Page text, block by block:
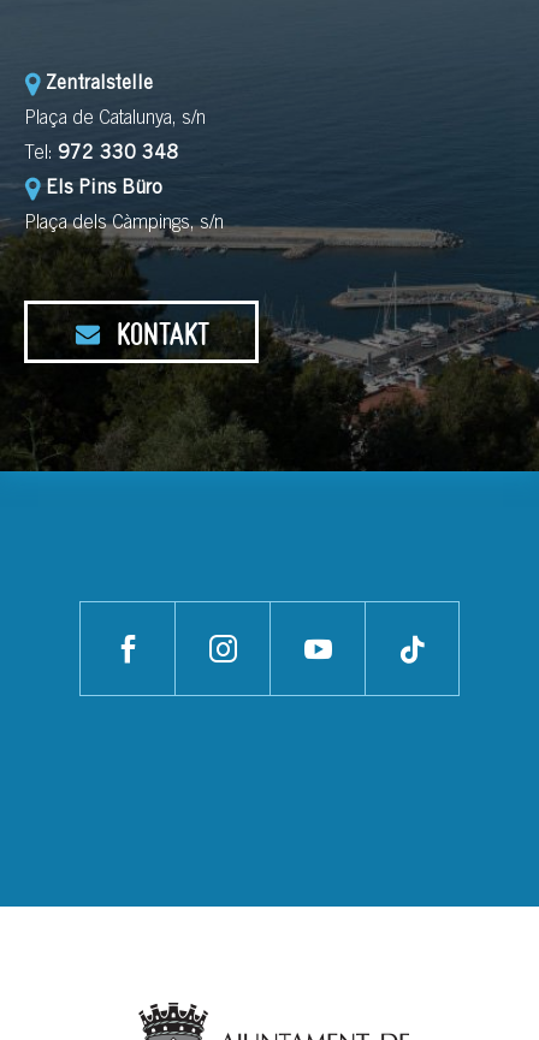
Zentralstelle
Plaça de Catalunya, s/n
Tel: 972 330 348
Els Pins Büro
Plaça dels Càmpings, s/n
KONTAKT